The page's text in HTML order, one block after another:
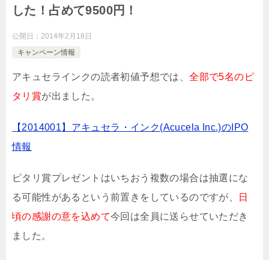
した！占めて9500円！
公開日： 2014年2月18日
キャンペーン情報
アキュセラインクの読者初値予想では、全部で5名のピ
タリ賞が出ました。
【2014001】アキュセラ・インク(Acucela Inc.)のIPO
情報
ピタリ賞プレゼントはいちおう複数の場合は抽選にな
る可能性があるという前置きをしているのですが、
日
頃の感謝の意を込めて今回は全員に送らせていただき
ました。